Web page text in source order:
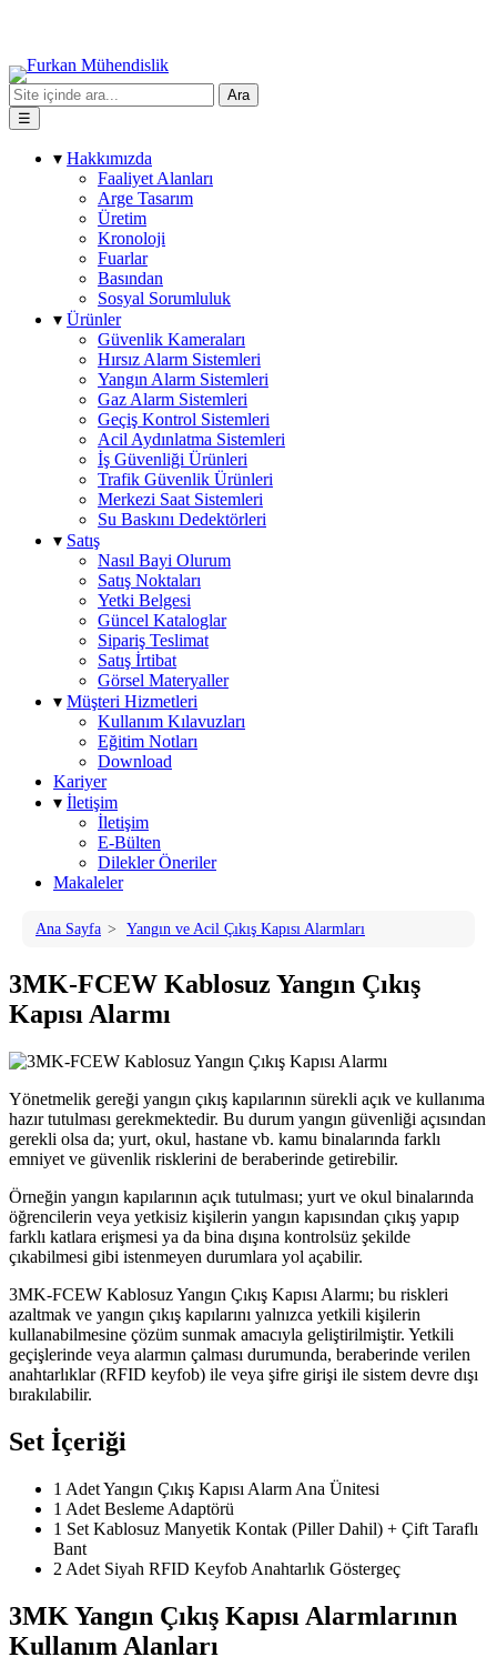
Ara
☰
▾ Hakkımızda
Faaliyet Alanları
Arge Tasarım
Üretim
Kronoloji
Fuarlar
Basından
Sosyal Sorumluluk
▾ Ürünler
Güvenlik Kameraları
Hırsız Alarm Sistemleri
Yangın Alarm Sistemleri
Gaz Alarm Sistemleri
Geçiş Kontrol Sistemleri
Acil Aydınlatma Sistemleri
İş Güvenliği Ürünleri
Trafik Güvenlik Ürünleri
Merkezi Saat Sistemleri
Su Baskını Dedektörleri
▾ Satış
Nasıl Bayi Olurum
Satış Noktaları
Yetki Belgesi
Güncel Kataloglar
Sipariş Teslimat
Satış İrtibat
Görsel Materyaller
▾ Müşteri Hizmetleri
Kullanım Kılavuzları
Eğitim Notları
Download
Kariyer
▾ İletişim
İletişim
E-Bülten
Dilekler Öneriler
Makaleler
Ana Sayfa > Yangın ve Acil Çıkış Kapısı Alarmları
3MK-FCEW Kablosuz Yangın Çıkış
Kapısı Alarmı
Yönetmelik gereği yangın çıkış kapılarının sürekli açık ve kullanıma
hazır tutulması gerekmektedir. Bu durum yangın güvenliği açısından
gerekli olsa da; yurt, okul, hastane vb. kamu binalarında farklı
emniyet ve güvenlik risklerini de beraberinde getirebilir.
Örneğin yangın kapılarının açık tutulması; yurt ve okul binalarında
öğrencilerin veya yetkisiz kişilerin yangın kapısından çıkış yapıp
farklı katlara erişmesi ya da bina dışına kontrolsüz şekilde
çıkabilmesi gibi istenmeyen durumlara yol açabilir.
3MK-FCEW Kablosuz Yangın Çıkış Kapısı Alarmı; bu riskleri
azaltmak ve yangın çıkış kapılarını yalnızca yetkili kişilerin
kullanabilmesine çözüm sunmak amacıyla geliştirilmiştir. Yetkili
geçişlerinde veya alarmın çalması durumunda, beraberinde verilen
anahtarlıklar (RFID keyfob) ile veya şifre girişi ile sistem devre dışı
bırakılabilir.
Set İçeriği
1 Adet Yangın Çıkış Kapısı Alarm Ana Ünitesi
1 Adet Besleme Adaptörü
1 Set Kablosuz Manyetik Kontak (Piller Dahil) + Çift Taraflı
Bant
2 Adet Siyah RFID Keyfob Anahtarlık Göstergeç
3MK Yangın Çıkış Kapısı Alarmlarının
Kullanım Alanları